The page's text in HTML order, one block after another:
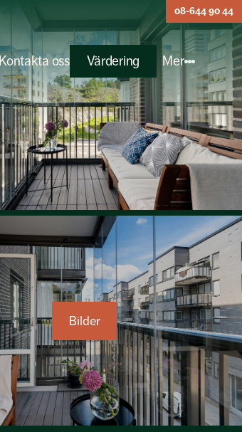
Kontakta oss Värdering Mer
08-644 90 44
Bilder